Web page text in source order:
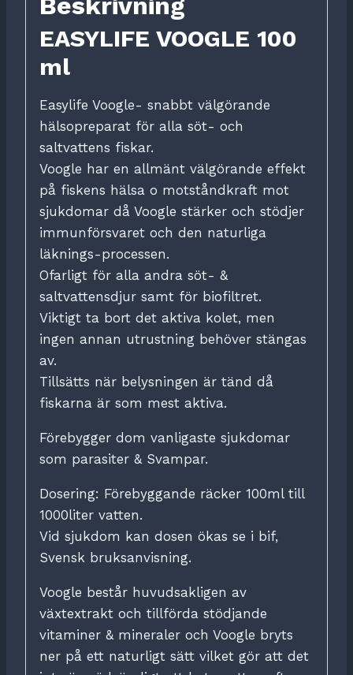
EASYLIFE VOOGLE 100
ml
Easylife Voogle- snabbt välgörande
hälsopreparat för alla söt- och
saltvattens fiskar.
Voogle har en allmänt välgörande effekt
på fiskens hälsa o motståndkraft mot
sjukdomar då Voogle stärker och stödjer
immunförsvaret och den naturliga
läknings-processen.
Ofarligt för alla andra söt- &
saltvattensdjur samt för biofiltret.
Viktigt ta bort det aktiva kolet, men
ingen annan utrustning behöver stängas
av.
Tillsätts när belysningen är tänd då
fiskarna är som mest aktiva.
Förebygger dom vanligaste sjukdomar
som parasiter & Svampar.
Dosering: Förebyggande räcker 100ml till
1000liter vatten.
Vid sjukdom kan dosen ökas se i bif,
Svensk bruksanvisning.
Voogle består huvudsakligen av
växtextrakt och tillförda stödjande
vitaminer & mineraler och Voogle bryts
ner på ett naturligt sätt vilket gör att det